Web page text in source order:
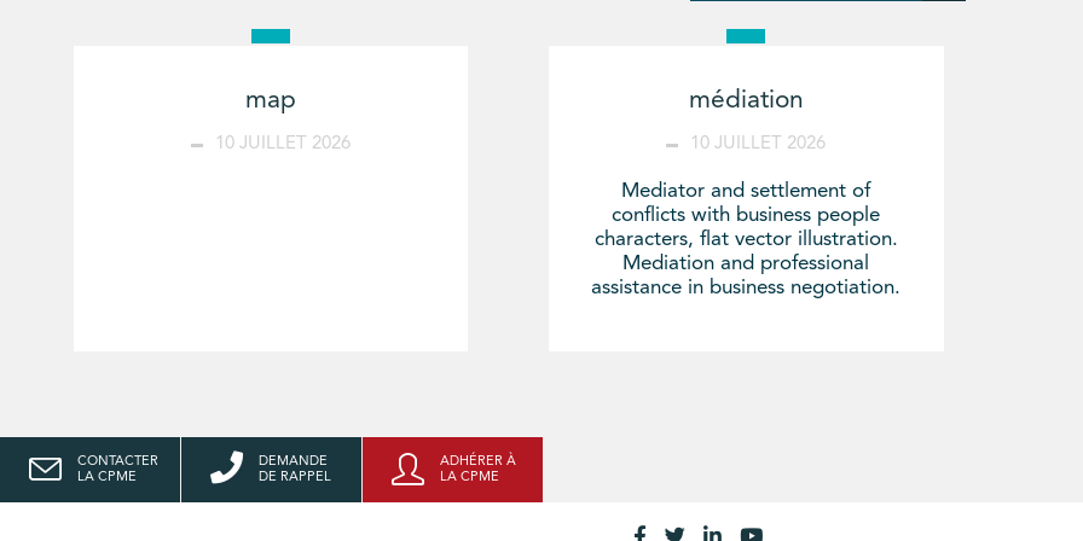
map
10 JUILLET 2026
médiation
10 JUILLET 2026
Mediator and settlement of
conflicts with business people
characters, flat vector illustration.
Mediation and professional
assistance in business negotiation.
CONTACTER
LA CPME
DEMANDE
DE RAPPEL
ADHÉRER À
LA CPME